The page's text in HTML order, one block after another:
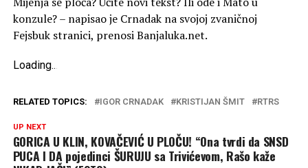
konzule? – napisao je Crnadak na svojoj zvaničnoj
Fejsbuk stranici, prenosi Banjaluka.net.
Loading..
RELATED TOPICS: IGOR CRNADAK KRISTIJAN ŠMIT RTRS
UP NEXT
GORICA U KLIN, KOVAČEVIĆ U PLOČU! “Ona tvrdi da SNSD
PUCA I DA pojedinci ŠURUJU sa Trivićevom, Rašo kaže